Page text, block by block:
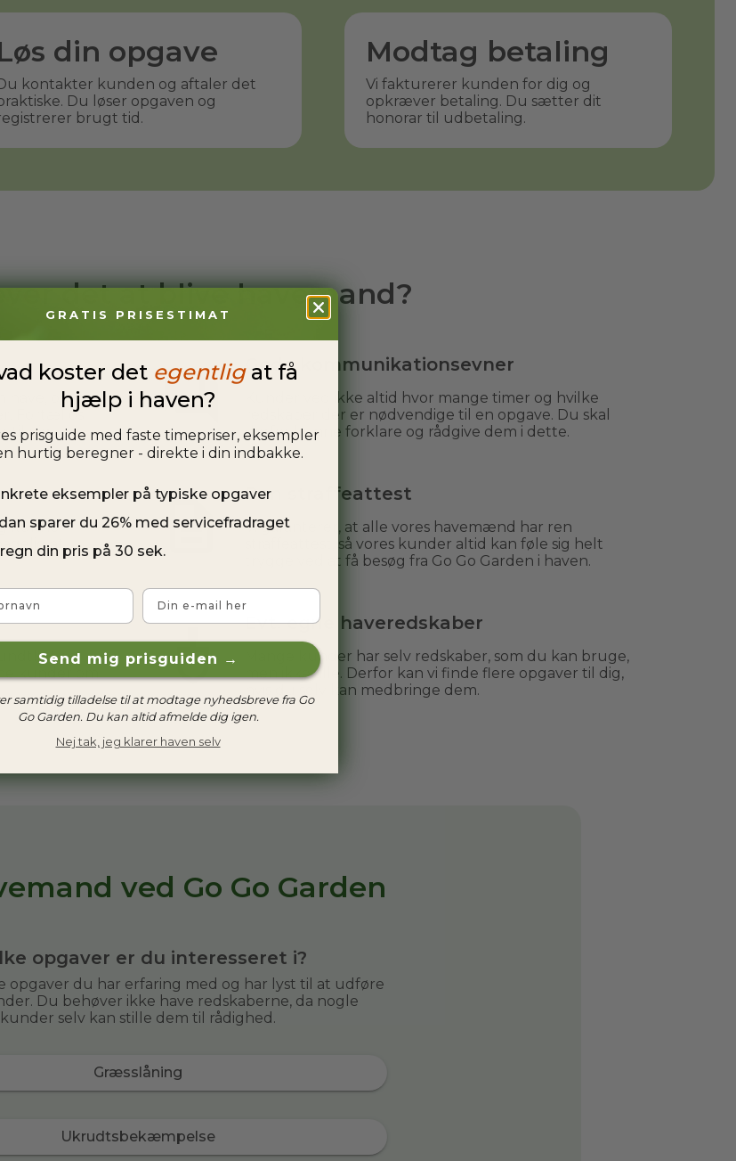
din opgave
kontakter kunden og aftaler det
Du løser opgaven og
brugt tid.
Modtag betaling
Vi fakturerer kunden for dig og
opkræver betaling. Du sætter dit
honorar til udbetaling.
det at blive havemand?
have, og du
Fortæl os
til dig.
Gode kommunikationsevner
Kunder ved ikke altid hvor mange timer og hvilke
redskaber der er nødvendige til en opgave. Du skal
derfor kunne forklare og rådgive dem i dette.
kunne
at
Ren straffeattest
Vi garanterer, at alle vores havemænd har ren
straffeattest, så vores kunder altid kan føle sig helt
trygge ved at få besøg fra Go Go Garden i haven.
og
kunder om
Evt. egne haveredskaber
Mange kunder har selv redskaber, som du kan bruge,
men ikke alle. Derfor kan vi finde flere opgaver til dig,
hvis du selv kan medbringe dem.
ved Go Go Garden
opgaver er du interesseret i?
opgaver du har erfaring med og har lyst til at udføre
Du behøver ikke have redskaberne, da nogle
kunder selv kan stille dem til rådighed.
Græsslåning
Ukrudtsbekæmpelse
GRATIS PRISESTIMAT
koster det egentligat få
hjælp i haven?
prisguide med faste timepriser, eksempler
hurtig beregner - direkte i din indbakke.
eksempler på typiske opgaver
sparer du 26% med servicefradraget
din pris på 30 sek.
Email
Send mig prisguiden →
samtidig tilladelse til at modtage nyhedsbreve fra Go
Go Garden. Du kan altid afmelde dig igen.
Nej tak, jeg klarer haven selv